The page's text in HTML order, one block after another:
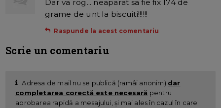
Dar va rog... neaparat sa fie fix 174 de
grame de unt la biscuiti!!!!!!
Raspunde la acest comentariu
Scrie un comentariu
Adresa de mail nu se publică (ramâi anonim) dar
completarea corectă este necesară pentru
aprobarea rapidă a mesajului, și mai ales în cazul în care